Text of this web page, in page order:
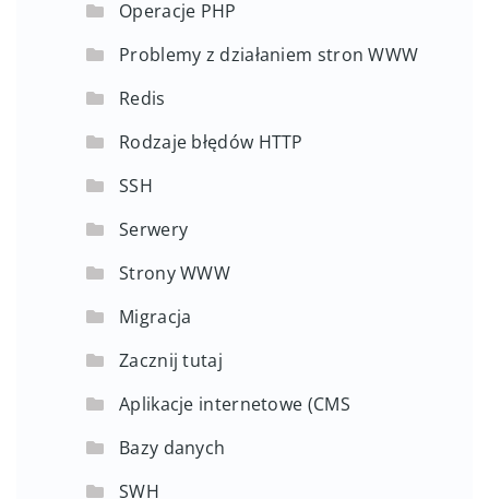
Operacje PHP
Problemy z działaniem stron WWW
Redis
Rodzaje błędów HTTP
SSH
Serwery
Strony WWW
Migracja
Zacznij tutaj
Aplikacje internetowe (CMS
Bazy danych
SWH